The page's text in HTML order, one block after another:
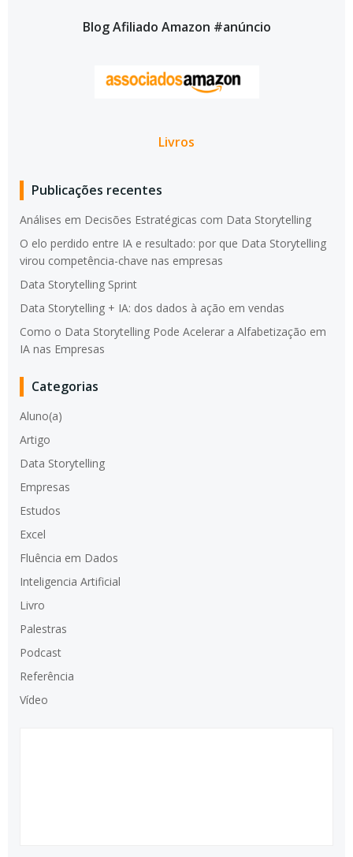
Blog Afiliado Amazon #anúncio
Livros
Publicações recentes
Análises em Decisões Estratégicas com Data Storytelling
O elo perdido entre IA e resultado: por que Data Storytelling
virou competência-chave nas empresas
Data Storytelling Sprint
Data Storytelling + IA: dos dados à ação em vendas
Como o Data Storytelling Pode Acelerar a Alfabetização em
IA nas Empresas
Categorias
Aluno(a)
Artigo
Data Storytelling
Empresas
Estudos
Excel
Fluência em Dados
Inteligencia Artificial
Livro
Palestras
Podcast
Referência
Vídeo